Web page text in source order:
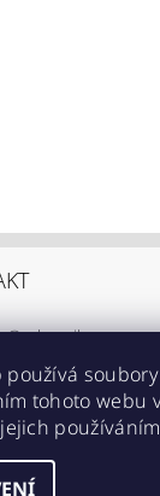
@eshop-ikarus.cz
981 910
používá
tohoto webu